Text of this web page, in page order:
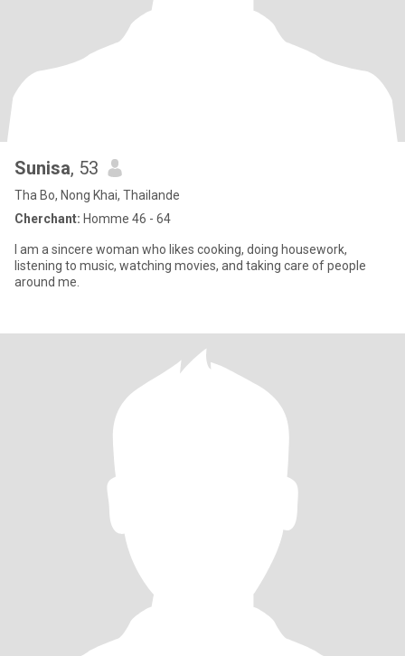
Sunisa, 53
Tha Bo, Nong Khai, Thailande
Cherchant: Homme 46 - 64
I am a sincere woman who likes cooking, doing housework,
listening to music, watching movies, and taking care of people
around me.